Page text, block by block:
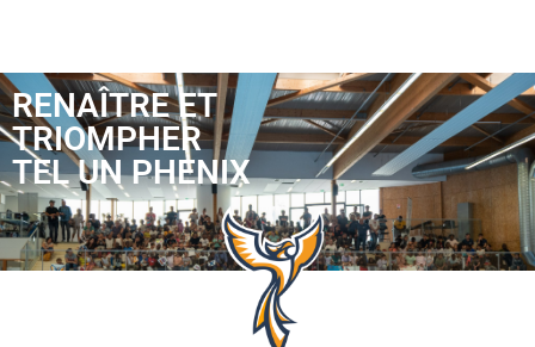
RENAÎTRE ET
TRIOMPHER
TEL UN PHENIX